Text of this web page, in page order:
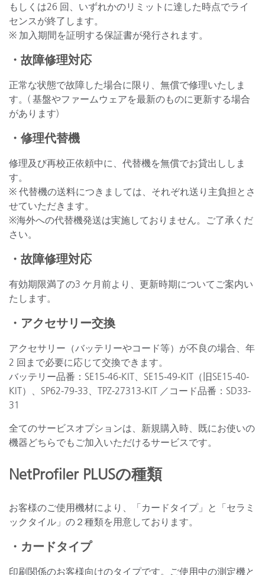
もしくは26 回、いずれかのリミットに達した時点でライ
センスが終了します。
※ 加入期間を証明する保証書が発行されます。
・故障修理対応
正常な状態で故障した場合に限り、無償で修理いたしま
す。( 基盤やファームウェアを最新のものに更新する場合
があります)
・修理代替機
修理及び再校正依頼中に、代替機を無償でお貸出ししま
す。
※ 代替機の送料につきましては、それぞれ送り主負担とさ
せていただきます。
※海外への代替機発送は実施しておりません。ご了承くだ
さい。
・故障修理対応
有効期限満了の3 ケ月前より、更新時期についてご案内い
たします。
・アクセサリー交換
アクセサリー（バッテリーやコード等）が不良の場合、年
2 回まで必要に応じて交換できます。
バッテリー品番：SE15-46-KIT、SE15-49-KIT（旧SE15-40-
KIT）、SP62-79-33、TPZ-27313-KIT ／コード品番：SD33-
31
全てのサービスオプションは、新規購入時、既にお使いの
機器どちらでもご加入いただけるサービスです。
NetProfiler PLUSの種類
お客様のご使用機材により、「カードタイプ」と「セラミ
ックタイル」の２種類を用意しております。
・カードタイプ
印刷関係のお客様向けのタイプです。ご使用中の測定機と